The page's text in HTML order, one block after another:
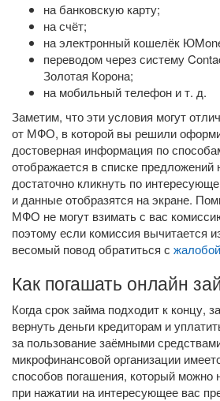
на банковскую карту;
на счёт;
на электронный кошелёк
переводом через систему
Золотая Корона;
на мобильный телефон и т. д.
Заметим, что эти условия могут
от МФО, в которой вы решили
достоверная информация по
отображается в списке предложений
достаточно кликнуть по
и данные отобразятся на экране.
МФО не могут взимать с вас
поэтому если комиссия вычитается
весомый повод обратиться с
Как погашать онлайн
Когда срок займа подходит к концу,
вернуть деньги кредиторам и
за пользование заёмными
микрофинансовой организации
способов погашения, который можно
при нажатии на интересующее вас